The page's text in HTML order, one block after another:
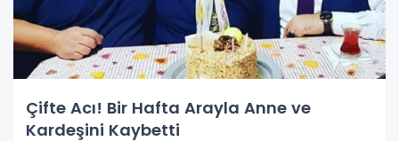
Çifte Acı! Bir Hafta Arayla Anne ve
Kardeşini Kaybetti